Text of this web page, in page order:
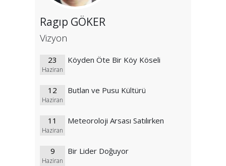
Ragıp GÖKER
Vizyon
23
Haziran
Köyden Öte Bir Köy Köseli
12
Haziran
Butlan ve Pusu Kültürü
11
Haziran
Meteoroloji Arsası Satılırken
9
Haziran
Bir Lider Doğuyor